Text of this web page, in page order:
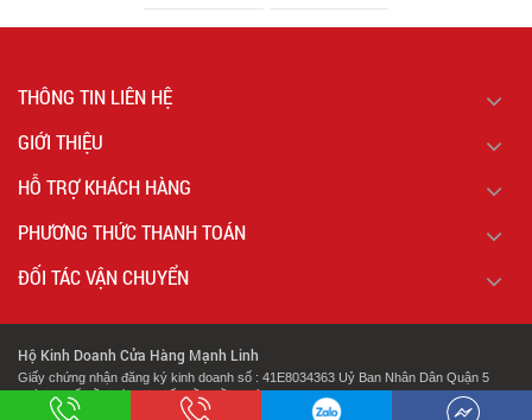
THÔNG TIN LIÊN HỆ
GIỚI THIỆU
HỖ TRỢ KHÁCH HÀNG
PHƯƠNG THỨC THANH TOÁN
ĐỐI TÁC VẬN CHUYỂN
Hộ Kinh Doanh Cửa Hàng Mạnh Linh
Giấy chứng nhận đăng ký kinh doanh số : 41E8034363 Uỷ Ban Nhân Dân Quận 5
Thành Phố Hồ Chí Minh Cấp Lần Đầu Ngày : 07/02/2018.